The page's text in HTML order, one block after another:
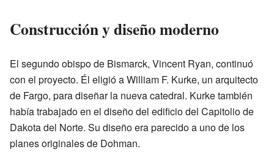
Construcción y diseño moderno
El segundo obispo de Bismarck, Vincent Ryan, continuó
con el proyecto. Él eligió a William F. Kurke, un arquitecto
de Fargo, para diseñar la nueva catedral. Kurke también
había trabajado en el diseño del edificio del Capitolio de
Dakota del Norte. Su diseño era parecido a uno de los
planes originales de Dohman.